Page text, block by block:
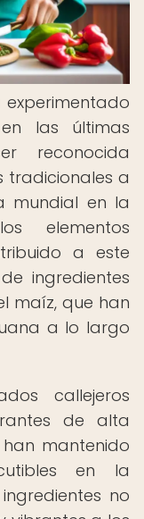
las últimas
reconocida
tradicionales a
mundial en la
elementos
a este
ingredientes
maíz, que han
a lo largo
callejeros
de alta
mantenido
en la
no